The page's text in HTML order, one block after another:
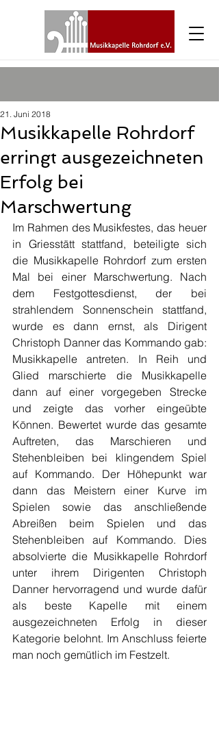
Musikkapelle Rohrdorf
erringt ausgezeichneten
Erfolg bei
Marschwertung
21. Juni 2018
Im Rahmen des Musikfestes, das heuer
in Griesstätt stattfand, beteiligte sich
die Musikkapelle Rohrdorf zum ersten
Mal bei einer Marschwertung. Nach
dem Festgottesdienst, der bei
strahlendem Sonnenschein stattfand,
wurde es dann ernst, als Dirigent
Christoph Danner das Kommando gab:
Musikkapelle antreten. In Reih und
Glied marschierte die Musikkapelle
dann auf einer vorgegeben Strecke
und zeigte das vorher eingeübte
Können. Bewertet wurde das gesamte
Auftreten, das Marschieren und
Stehenbleiben bei klingendem Spiel
auf Kommando. Der Höhepunkt war
dann das Meistern einer Kurve im
Spielen sowie das anschließende
Abreißen beim Spielen und das
Stehenbleiben auf Kommando. Dies
absolvierte die Musikkapelle Rohrdorf
unter ihrem Dirigenten Christoph
Danner hervorragend und wurde dafür
als beste Kapelle mit einem
ausgezeichneten Erfolg in dieser
Kategorie belohnt. Im Anschluss feierte
man noch gemütlich im Festzelt.